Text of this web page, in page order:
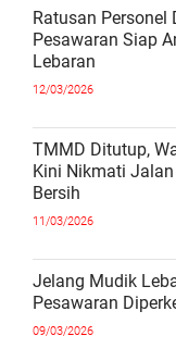
Ratusan Personel
Pesawaran Siap
Lebaran
12/03/2026
TMMD Ditutup,
Kini Nikmati
Bersih
11/03/2026
Jelang Mudik
Pesawaran
09/03/2026